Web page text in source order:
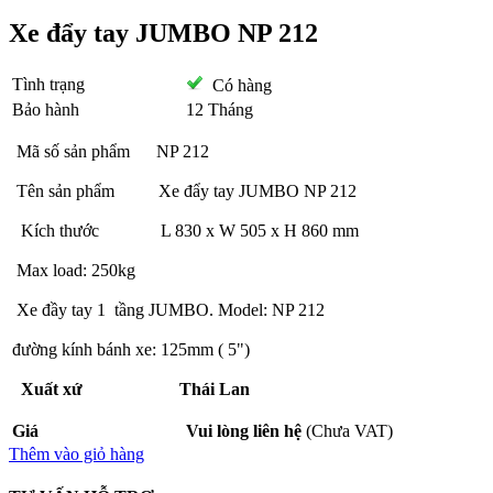
Xe đẩy tay JUMBO NP 212
Tình trạng
Có hàng
Bảo hành
12 Tháng
Mã số sản phẩm NP 212
Tên sản phẩm Xe đẩy tay JUMBO NP 212
Kích thước L 830 x W 505 x H 860 mm
Max load: 250kg
Xe đầy tay 1 tầng JUMBO. Model: NP 212
đường kính bánh xe: 125mm ( 5")
Xuất xứ Thái Lan
Giá Vui lòng liên hệ (Chưa VAT)
Thêm vào giỏ hàng